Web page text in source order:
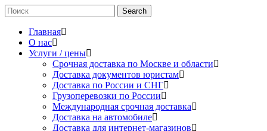
Search
Главная
О нас
Услуги / цены
Срочная доставка по Москве и области
Доставка документов юристам
Доставка по России и СНГ
Грузоперевозки по России
Международная срочная доставка
Доставка на автомобиле
Доставка для интернет-магазинов